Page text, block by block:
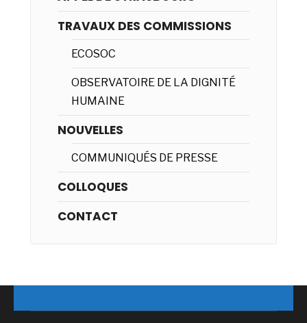
TRAVAUX DES COMMISSIONS
ECOSOC
OBSERVATOIRE DE LA DIGNITÉ
HUMAINE
NOUVELLES
COMMUNIQUÉS DE PRESSE
COLLOQUES
CONTACT